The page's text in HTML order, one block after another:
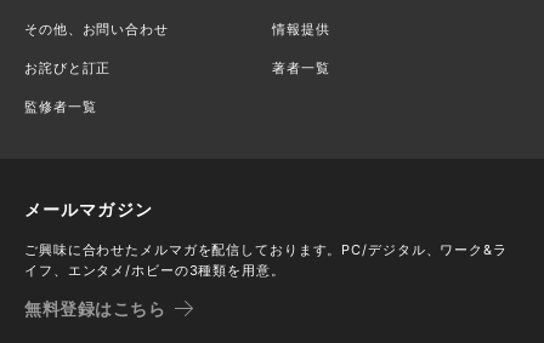
その他、お問い合わせ 情報提供
お詫びと訂正 著者一覧
監修者一覧
メールマガジン
ご興味に合わせたメルマガを配信しております。PC/デジタル、ワーク&ラ
イフ、エンタメ/ホビーの3種類を用意。
無料登録はこちら